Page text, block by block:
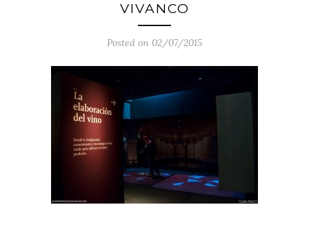
VIVANCO
Posted on 02/07/2015